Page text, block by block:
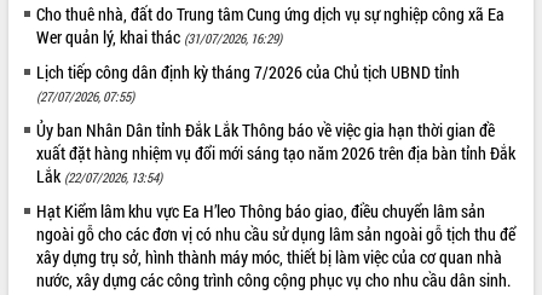
cải cách hành chính tỉnh Đắk Lắk
Kết nối tour, đẩy mạnh chuyển đổi số
để phát triển du lịch Đắk Lắk
Khởi động Dự án Đầu tư xây dựng hạ
tầng kỹ thuật Cụm công nghiệp Tân
Tiến
Gặp mặt các cơ quan báo chí nhân Kỷ
niệm 101 năm Ngày Báo chí Cách
mạng Việt Nam
Đắk Lắk sơ kết 4 năm triển khai thực
hiện Đề án 06 của Chính phủ
Cho thuê nhà, đất do Trung tâm Cung ứng dịch vụ sự nghiệp công xã Ea
Wer quản lý, khai thác (31/07/2026, 16:29)
Lịch tiếp công dân định kỳ tháng 7/2026 của Chủ tịch UBND tỉnh
(27/07/2026, 07:55)
Ủy ban Nhân Dân tỉnh Đắk Lắk Thông báo về việc gia hạn thời gian đề
xuất đặt hàng nhiệm vụ đổi mới sáng tạo năm 2026 trên địa bàn tỉnh Đắk
Lắk (22/07/2026, 13:54)
Hạt Kiểm lâm khu vực Ea H’leo Thông báo giao, điều chuyển lâm sản
ngoài gỗ cho các đơn vị có nhu cầu sử dụng lâm sản ngoài gỗ tịch thu để
xây dựng trụ sở, hình thành máy móc, thiết bị làm việc của cơ quan nhà
nước, xây dựng các công trình công cộng phục vụ cho nhu cầu dân sinh.